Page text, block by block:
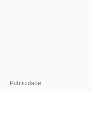
Publicidade